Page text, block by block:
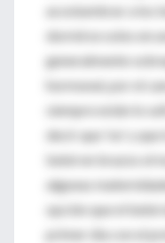
acostumbrar a los
dormirse solos en
generalmente
hormonal, por el
siempre están lo
decir que 'no' y que
bebé en brazos el
algunas
opción que el bebé
primer día con el